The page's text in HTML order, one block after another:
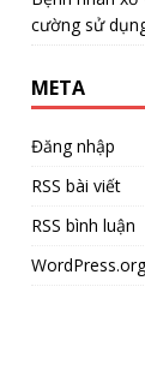
cường sử
META
Đăng nhập
RSS bài viết
RSS bình luận
WordPress.org